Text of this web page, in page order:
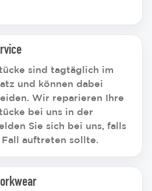
sind tagtäglich im
und können dabei
Wir reparieren Ihre
bei uns in der
Sie sich bei uns, falls
auftreten sollte.